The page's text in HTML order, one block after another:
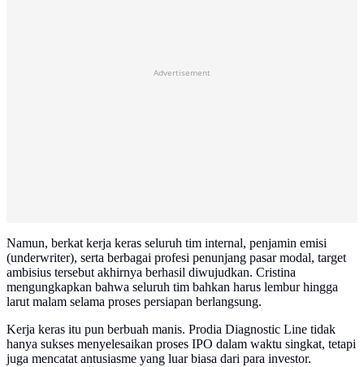
Advertisement
Namun, berkat kerja keras seluruh tim internal, penjamin emisi
(underwriter), serta berbagai profesi penunjang pasar modal, target
ambisius tersebut akhirnya berhasil diwujudkan. Cristina
mengungkapkan bahwa seluruh tim bahkan harus lembur hingga
larut malam selama proses persiapan berlangsung.
Kerja keras itu pun berbuah manis. Prodia Diagnostic Line tidak
hanya sukses menyelesaikan proses IPO dalam waktu singkat, tetapi
juga mencatat antusiasme yang luar biasa dari para investor.